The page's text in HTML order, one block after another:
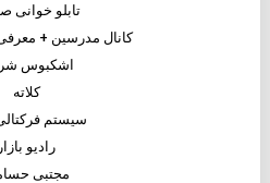
تابلو خوانی
کانال مدرسین +
اشکبوس
کلاته
سیستم
رادیو بازار
مجتبی